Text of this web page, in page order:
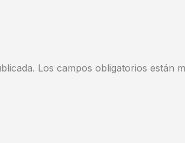
Los campos obligatorios están